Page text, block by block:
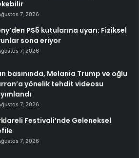
7, 2026
PS5 kutularına uyarı: Fiziksel
sona eriyor
7, 2026
basınında, Melania Trump ve oğlu
yönelik tehdit videosu
7, 2026
Festivali’nde Geleneksel
7, 2026